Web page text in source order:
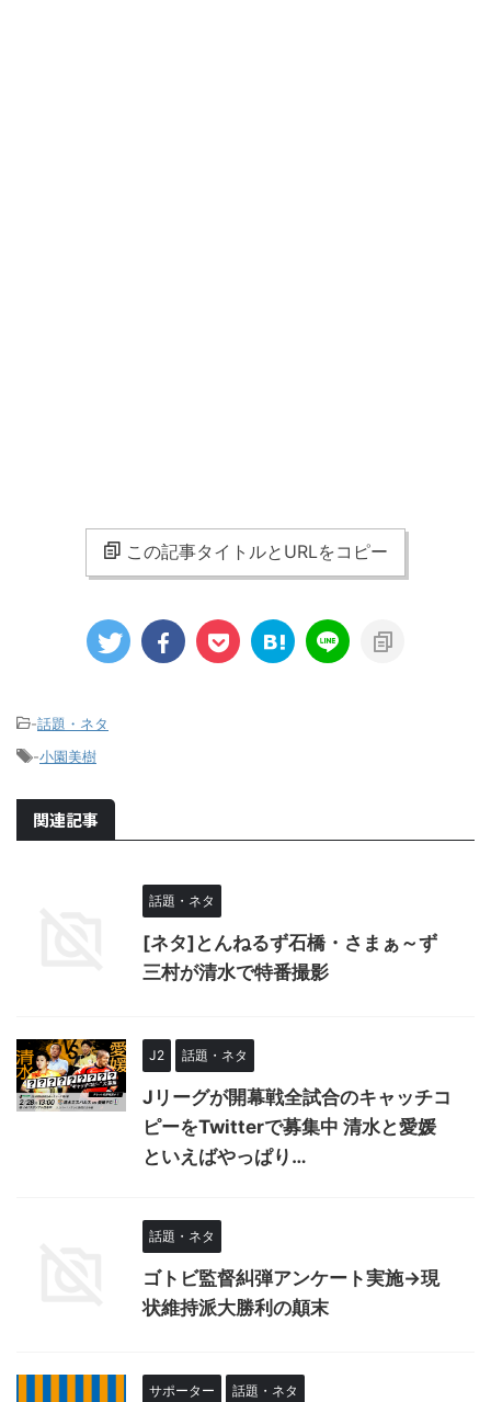
この記事タイトルとURLをコピー
-話題・ネタ
-小園美樹
関連記事
話題・ネタ
[ネタ]とんねるず石橋・さまぁ～ず
三村が清水で特番撮影
J2 話題・ネタ
Jリーグが開幕戦全試合のキャッチコ
ピーをTwitterで募集中 清水と愛媛
といえばやっぱり…
話題・ネタ
ゴトビ監督糾弾アンケート実施→現
状維持派大勝利の顛末
サポーター 話題・ネタ